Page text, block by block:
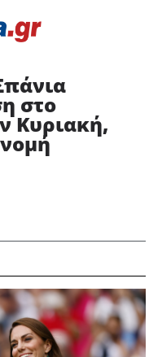
στο
Κυριακή,